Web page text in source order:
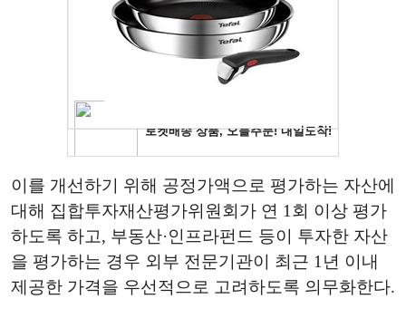
이를 개선하기 위해 공정가액으로 평가하는 자산에
대해 집합투자재산평가위원회가 연 1회 이상 평가
하도록 하고, 부동산·인프라펀드 등이 투자한 자산
을 평가하는 경우 외부 전문기관이 최근 1년 이내
제공한 가격을 우선적으로 고려하도록 의무화한다.